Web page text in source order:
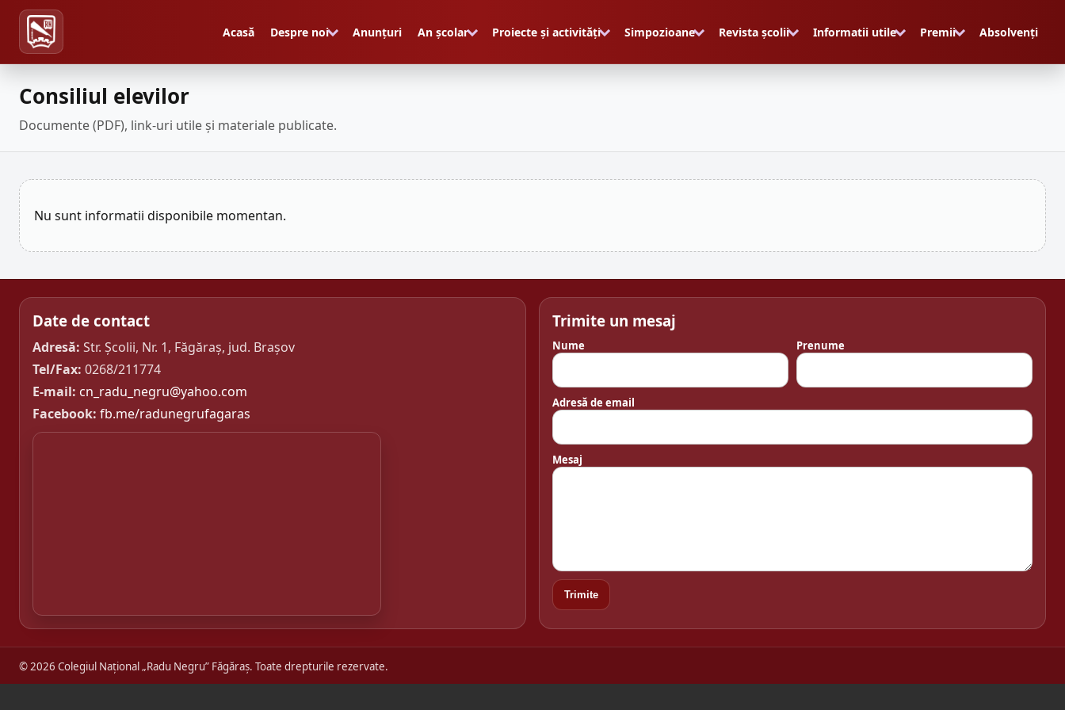
Acasă Despre noi Anunțuri An școlar Proiecte și activități Simpozioane Revista școlii Informatii utile Premii Absolvenți
Consiliul elevilor
Documente (PDF), link-uri utile și materiale publicate.
Nu sunt informatii disponibile momentan.
Date de contact
Adresă: Str. Școlii, Nr. 1, Făgăraș, jud. Brașov
Tel/Fax: 0268/211774
E-mail: cn_radu_negru@yahoo.com
Facebook: fb.me/radunegrufagaras
Trimite un mesaj
Nume Prenume
Adresă de email
Mesaj
Trimite
© 2026 Colegiul Național „Radu Negru” Făgăraș. Toate drepturile rezervate.